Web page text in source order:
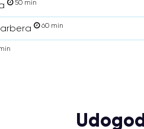
50 min
60 min